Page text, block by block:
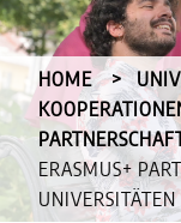
HOME
CURRENT:
ERASMUS+
UNIVERSITÄTEN